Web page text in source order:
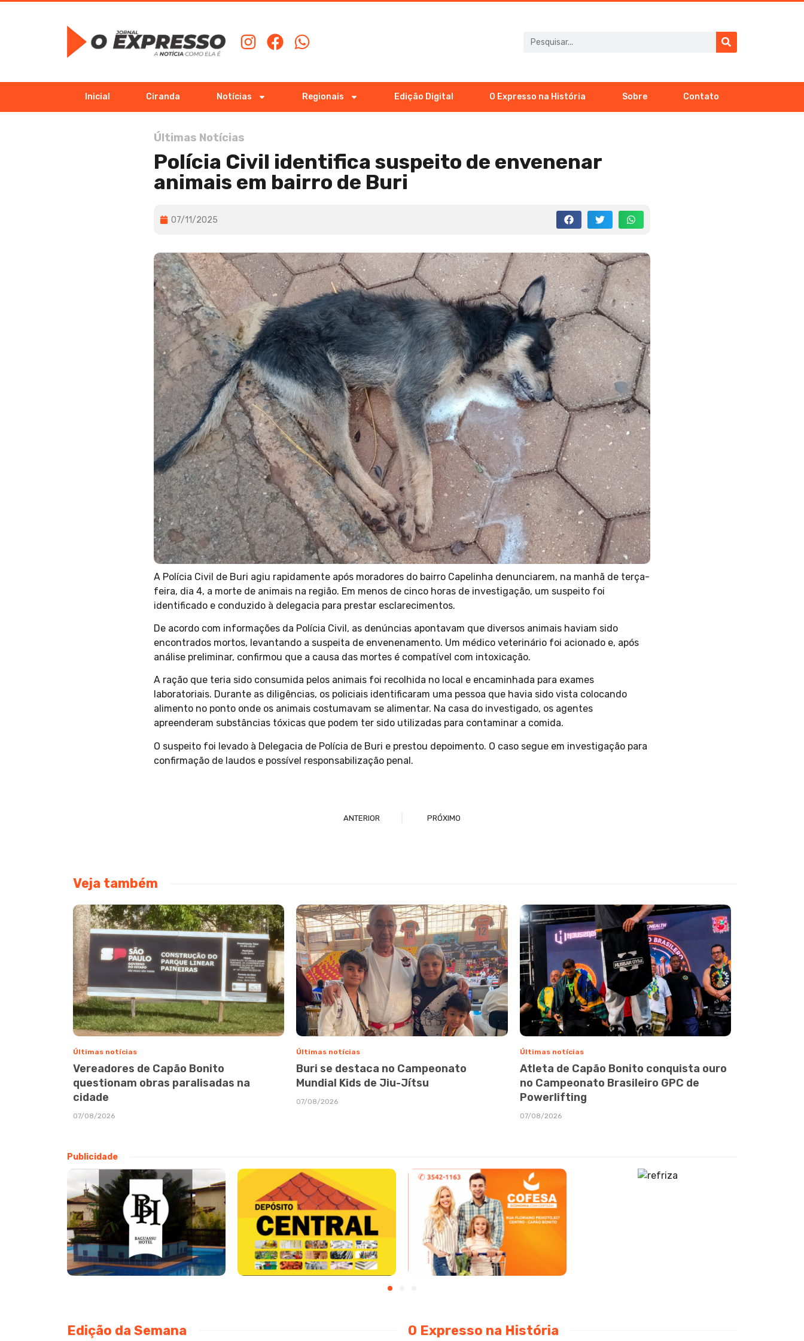
Inicial Ciranda Notícias Regionais Edição Digital O Expresso na História Sobre Contato
Últimas Notícias
Polícia Civil identifica suspeito de envenenar
animais em bairro de Buri
07/11/2025
A Polícia Civil de Buri agiu rapidamente após moradores do bairro Capelinha denunciarem, na manhã de terça-
feira, dia 4, a morte de animais na região. Em menos de cinco horas de investigação, um suspeito foi
identificado e conduzido à delegacia para prestar esclarecimentos.
De acordo com informações da Polícia Civil, as denúncias apontavam que diversos animais haviam sido
encontrados mortos, levantando a suspeita de envenenamento. Um médico veterinário foi acionado e, após
análise preliminar, confirmou que a causa das mortes é compatível com intoxicação.
A ração que teria sido consumida pelos animais foi recolhida no local e encaminhada para exames
laboratoriais. Durante as diligências, os policiais identificaram uma pessoa que havia sido vista colocando
alimento no ponto onde os animais costumavam se alimentar. Na casa do investigado, os agentes
apreenderam substâncias tóxicas que podem ter sido utilizadas para contaminar a comida.
O suspeito foi levado à Delegacia de Polícia de Buri e prestou depoimento. O caso segue em investigação para
confirmação de laudos e possível responsabilização penal.
ANTERIOR PRÓXIMO
Veja também
Últimas notícias
Vereadores de Capão Bonito
questionam obras paralisadas na
cidade
07/08/2026
Últimas notícias
Buri se destaca no Campeonato
Mundial Kids de Jiu-Jítsu
07/08/2026
Últimas notícias
Atleta de Capão Bonito conquista ouro
no Campeonato Brasileiro GPC de
Powerlifting
07/08/2026
Publicidade
Edição da Semana O Expresso na História